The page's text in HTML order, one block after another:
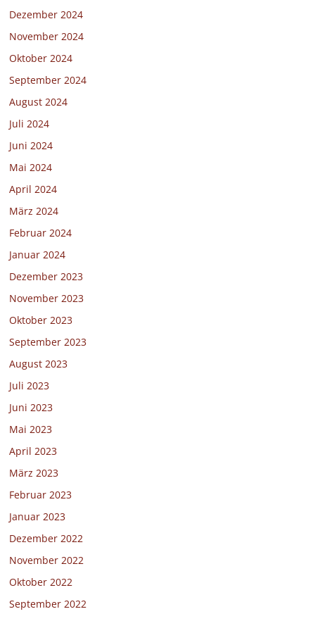
Dezember 2024
November 2024
Oktober 2024
September 2024
August 2024
Juli 2024
Juni 2024
Mai 2024
April 2024
März 2024
Februar 2024
Januar 2024
Dezember 2023
November 2023
Oktober 2023
September 2023
August 2023
Juli 2023
Juni 2023
Mai 2023
April 2023
März 2023
Februar 2023
Januar 2023
Dezember 2022
November 2022
Oktober 2022
September 2022